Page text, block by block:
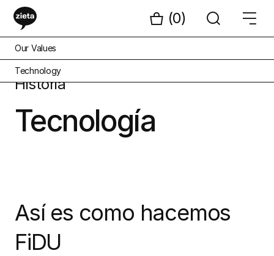
(0)
Our Values
Technology
Historia
Tecnología
Así es como hacemos
FiDU